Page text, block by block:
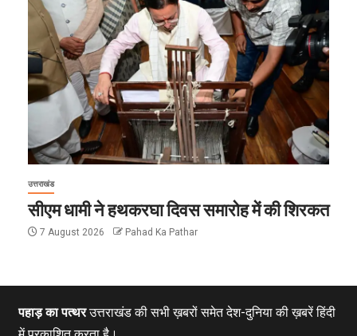
उत्तराखंड
सीएम धामी ने हथकरघा दिवस समारोह में की शिरकत
7 August 2026 Pahad Ka Pathar
पहाड़ का पत्थरउत्तराखंड की सभी ख़बरों समेत देश-दुनिया की ख़बरें हिंदी